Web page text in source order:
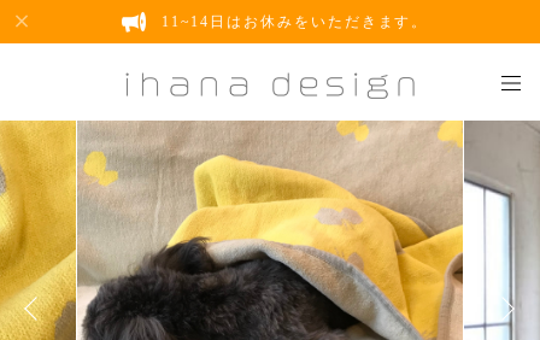
11~14日はお休みをいただきます。